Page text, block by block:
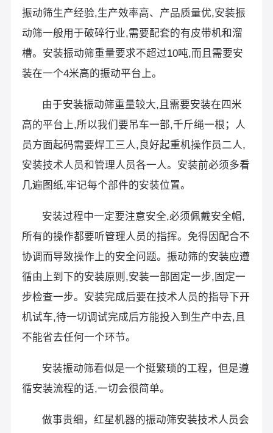
振动筛生产经验,生产效率高、产品质量优,安装振
动筛一般用于破碎行业,需要配套的有皮带机和溜
槽。安装振动筛重量要求不超过10吨,而且需要安
装在一个4米高的振动平台上。
由于安装振动筛重量较大,且需要安装在四米
高的平台上,所以我们要吊车一部,千斤绳一根；人
员方面起码需要焊工三人,良好起重机操作员二人,
安装技术人员和管理人员各一人。安装前必须多看
几遍图纸,牢记每个部件的安装位置。
安装过程中一定要注意安全,必须佩戴安全帽,
所有的操作都要听管理人员的指挥。免得因配合不
协调而导致操作上的安全问题。振动筛的安装应遵
循由上到下的安装原则,安装一部固定一步,固定一
步检查一步。安装完成后要在技术人员的指导下开
机试车,待一切调试完成后方能投入到生产中去,且
不能省去任何一个环节。
安装振动筛看似是一个挺繁琐的工程，但是遵
循安装流程的话,一切会很简单。
做事贵细，红星机器的振动筛安装技术人员会